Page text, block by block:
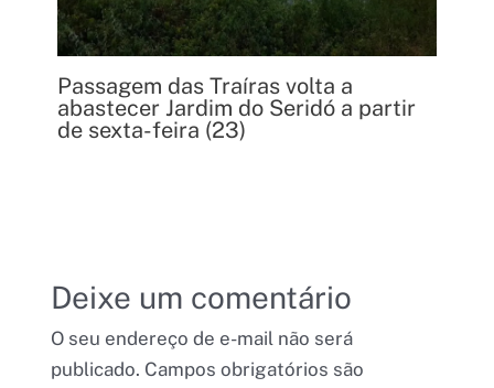
Passagem das Traíras volta a
abastecer Jardim do Seridó a partir
de sexta-feira (23)
Deixe um comentário
O seu endereço de e-mail não será
publicado. Campos obrigatórios são